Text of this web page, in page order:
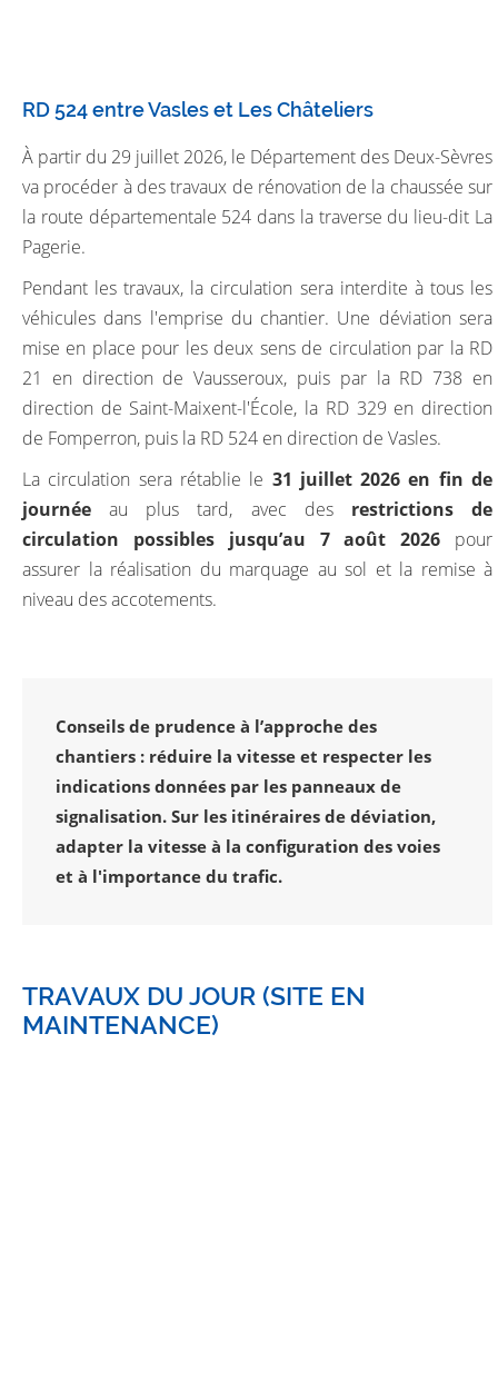
RD 524 entre Vasles et Les Châteliers
À partir du 29 juillet 2026, le Département des Deux-Sèvres
va procéder à des travaux de rénovation de la chaussée sur
la route départementale 524 dans la traverse du lieu-dit La
Pagerie.
Pendant les travaux, la circulation sera interdite à tous les
véhicules dans l'emprise du chantier. Une déviation sera
mise en place pour les deux sens de circulation par la RD
21 en direction de Vausseroux, puis par la RD 738 en
direction de Saint-Maixent-l'École, la RD 329 en direction
de Fomperron, puis la RD 524 en direction de Vasles.
La circulation sera rétablie le 31 juillet 2026 en fin de
journée au plus tard, avec des restrictions de
circulation possibles jusqu’au 7 août 2026 pour
assurer la réalisation du marquage au sol et la remise à
niveau des accotements.
Conseils de prudence à l’approche des
chantiers : réduire la vitesse et respecter les
indications données par les panneaux de
signalisation. Sur les itinéraires de déviation,
adapter la vitesse à la configuration des voies
et à l'importance du trafic.
TRAVAUX DU JOUR (SITE EN
MAINTENANCE)